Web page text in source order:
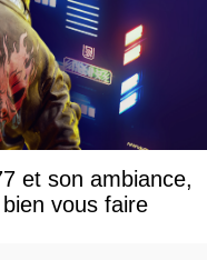
et son ambiance,
vous faire